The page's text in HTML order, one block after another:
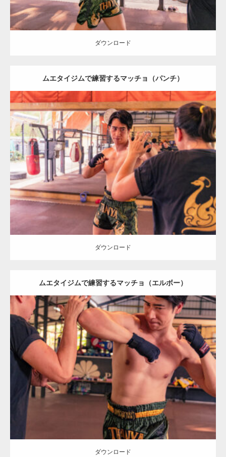
ダウンロード
ムエタイジムで練習するマッチョ（パンチ）
Update:2023.09.8
Category: ムエタイのマッチョ in チェンマイ(タイ) オレンジの人
SOSUKE 上腕三頭筋 チェンマイ(タイ)
ダウンロード
ダウンロード
ムエタイジムで練習するマッチョ（エルボー）
Update:2023.09.8
ムエタイのマッチョ in チェンマイ(タイ) オレンジの人
SOSUKE 前腕 チェンマイ(タイ)
ダウンロード
ダウンロード
ギネス世界記録…
【TV】TBS番組「ひるおび」にてマッスルプ
ラスが紹介されま…
TOKYO FMラジオ番組「ONE MORNING」